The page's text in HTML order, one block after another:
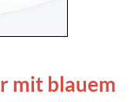
mit blauem